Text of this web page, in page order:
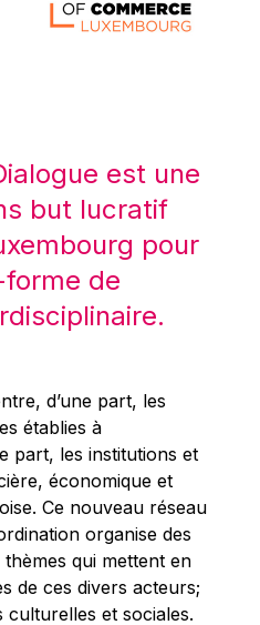
Quinn
Marty
est une
but lucratif
pour
de
d’une part, les
établies à
part, les institutions et
économique et
Ce nouveau réseau
organise des
qui mettent en
de ces divers acteurs;
culturelles et sociales.